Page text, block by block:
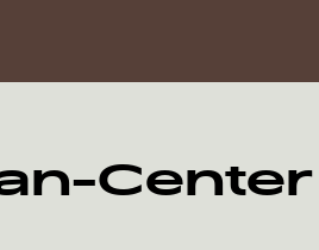
Center